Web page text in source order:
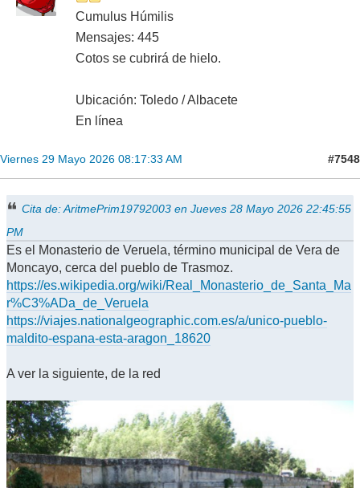
Cumulus Húmilis
Mensajes: 445
Cotos se cubrirá de hielo.
Ubicación: Toledo / Albacete
En línea
Viernes 29 Mayo 2026 08:17:33 AM #7548
Cita de: AritmePrim19792003 en Jueves 28 Mayo 2026 22:45:55
PM
Es el Monasterio de Veruela, término municipal de Vera de
Moncayo, cerca del pueblo de Trasmoz.
https://es.wikipedia.org/wiki/Real_Monasterio_de_Santa_Ma
r%C3%ADa_de_Veruela
https://viajes.nationalgeographic.com.es/a/unico-pueblo-
maldito-espana-esta-aragon_18620
A ver la siguiente, de la red